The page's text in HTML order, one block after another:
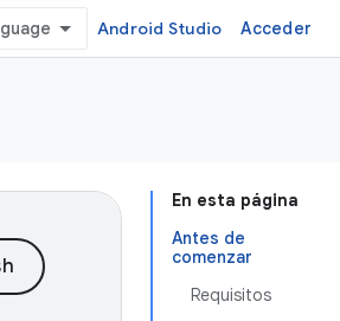
Android Studio Acceder
En esta página
Antes de
comenzar
Requisitos